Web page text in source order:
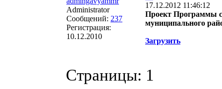
Administrator
Сообщений: 237
Регистрация:
10.12.2010
17.12.2012 11:46:12
Проект Программы
муниципального
Загрузить
Страницы: 1